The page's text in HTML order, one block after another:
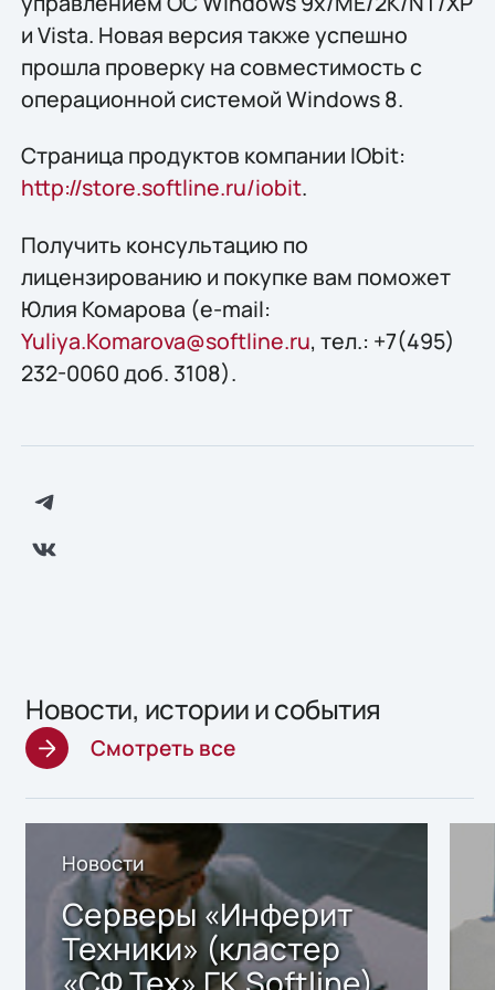
и Vista. Новая версия также успешно
прошла проверку на совместимость с
операционной системой Windows 8.
Страница продуктов компании IObit:
http://store.softline.ru/iobit.
Получить конcультацию по
лицензированию и покупке вам поможет
Юлия Комарова (e-mail:
Yuliya.Komarova@softline.ru, тел.: +7(495)
232-0060 доб. 3108).
Новости, истории и события
Смотреть все
Новости
Серверы «Инферит
Техники» (кластер